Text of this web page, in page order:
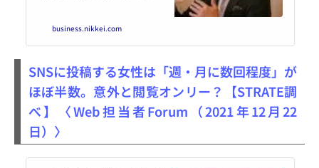
う見ているのか。日本のトップを
務める佐藤陽一ゼネラルマネー
business.nikkei.com
SNSに投稿する女性は「週・月に数回程度」が
ほぼ半数。意外と閲覧オンリー？【STRATE調
べ】〈Web担当者Forum（2021年12月22
日）〉